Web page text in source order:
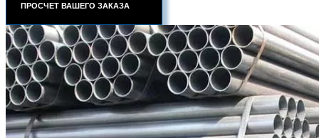
ПРОСЧЕТ ВАШЕГО ЗАКАЗА